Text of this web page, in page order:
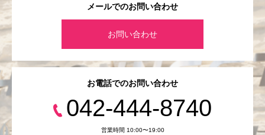
メールでのお問い合わせ
お問い合わせ
お電話でのお問い合わせ
042-444-8740
営業時間 10:00〜19:00